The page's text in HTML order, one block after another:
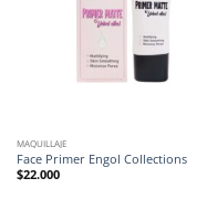
MAQUILLAJE
Face Primer Engol Collections
$22.000